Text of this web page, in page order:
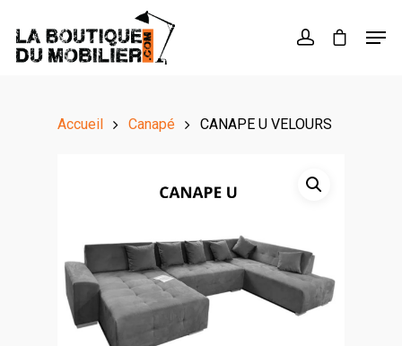
Accueil Canapé CANAPE U VELOURS